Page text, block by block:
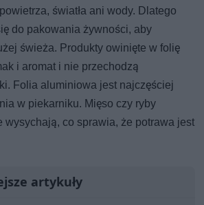
światła ani wody. Dlatego
do pakowania żywności, aby
świeża. Produkty owinięte w folię
i aromat i nie przechodzą
Folia aluminiowa jest najczęściej
w piekarniku. Mięso czy ryby
wysychają, co sprawia, że potrawa jest
artykuły